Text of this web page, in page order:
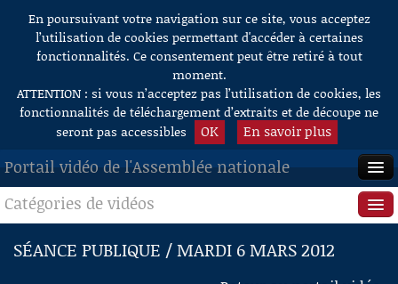
Aller au contenu
En poursuivant votre navigation sur ce site, vous acceptez
l’utilisation de cookies permettant d'accéder à certaines
fonctionnalités. Ce consentement peut être retiré à tout
moment.
ATTENTION : si vous n’acceptez pas l’utilisation de cookies, les
fonctionnalités de téléchargement d’extraits et de découpe ne
seront pas accessibles
OK En savoir plus
Portail vidéo de l'Assemblée nationale
ACCUEIL
EN DIRECT
Catégories de vidéos
Séance publique
SÉANCE PUBLIQUE / MARDI 6 MARS 2012